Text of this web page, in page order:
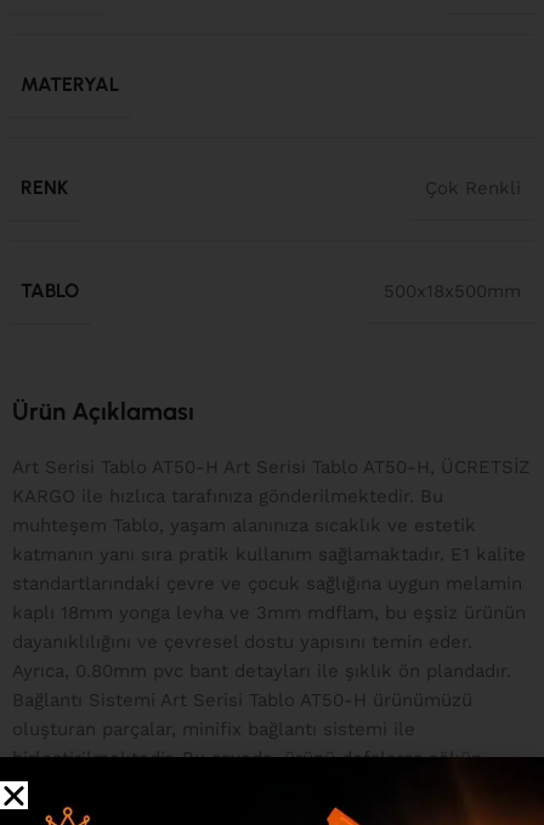
MATERYAL
RENK Çok Renkli
TABLO 500x18x500mm
Ürün Açıklaması
Art Serisi Tablo AT50-H Art Serisi Tablo AT50-H, ÜCRETSİZ
KARGO ile hızlıca tarafınıza gönderilmektedir. Bu
muhteşem Tablo, yaşam alanınıza sıcaklık ve estetik
katmanın yanı sıra pratik kullanım sağlamaktadır. E1 kalite
standartlarındaki çevre ve çocuk sağlığına uygun melamin
kaplı 18mm yonga levha ve 3mm mdflam, bu eşsiz ürünün
dayanıklılığını ve çevresel dostu yapısını temin eder.
Ayrıca, 0.80mm pvc bant detayları ile şıklık ön plandadır.
Bağlantı Sistemi Art Serisi Tablo AT50-H ürünümüzü
oluşturan parçalar, minifix bağlantı sistemi ile
birleştirilmektedir. Bu sayede, ürünü defalarca söküp
takabilme özelliğine sahip olursunuz. Paketleme Sistemi
Uluslararası standartlarda dolgu malzemeleri ile